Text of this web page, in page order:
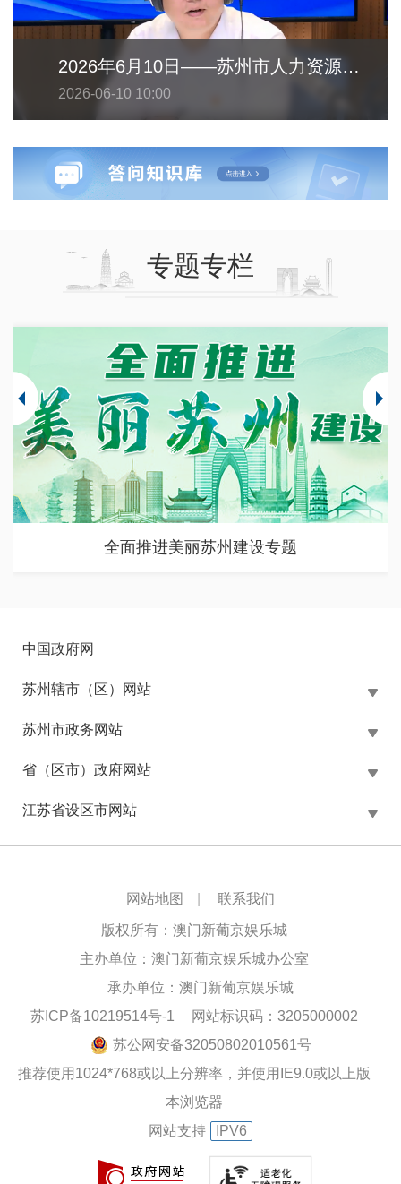
2026年6月10日——苏州市人力资源和社会保障局
2026-06-10 10:00
专题专栏
全面推进美丽苏州建设专题
中国政府网
苏州辖市（区）网站
苏州市政务网站
省（区市）政府网站
江苏省设区市网站
网站地图 联系我们
版权所有：澳门新葡京娱乐城
主办单位：澳门新葡京娱乐城办公室
承办单位：澳门新葡京娱乐城
苏ICP备10219514号-1
网站标识码：3205000002
苏公网安备32050802010561号
推荐使用1024*768或以上分辨率，并使用IE9.0或以上版
本浏览器
网站支持
IPV6